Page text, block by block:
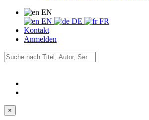
EN
EN
DE
FR
Kontakt
Anmelden
×